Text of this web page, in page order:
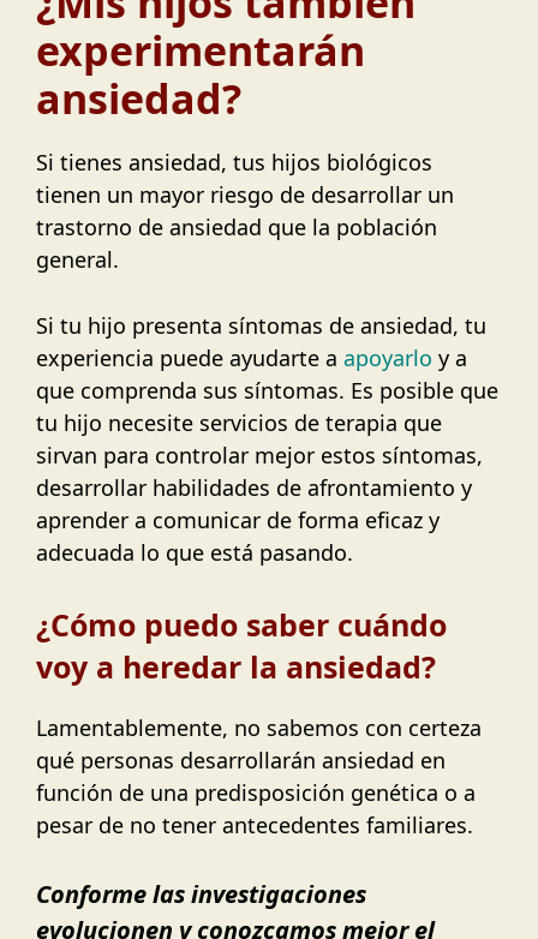
experimentarán
ansiedad?
Si tienes ansiedad, tus hijos biológicos
tienen un mayor riesgo de desarrollar un
trastorno de ansiedad que la población
general.
Si tu hijo presenta síntomas de ansiedad, tu
experiencia puede ayudarte a apoyarlo y a
que comprenda sus síntomas. Es posible que
tu hijo necesite servicios de terapia que
sirvan para controlar mejor estos síntomas,
desarrollar habilidades de afrontamiento y
aprender a comunicar de forma eficaz y
adecuada lo que está pasando.
¿Cómo puedo saber cuándo
voy a heredar la ansiedad?
Lamentablemente, no sabemos con certeza
qué personas desarrollarán ansiedad en
función de una predisposición genética o a
pesar de no tener antecedentes familiares.
Conforme las investigaciones
evolucionen y conozcamos mejor el